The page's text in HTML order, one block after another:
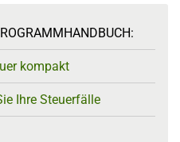
kompakt
Ihre Steuerfälle